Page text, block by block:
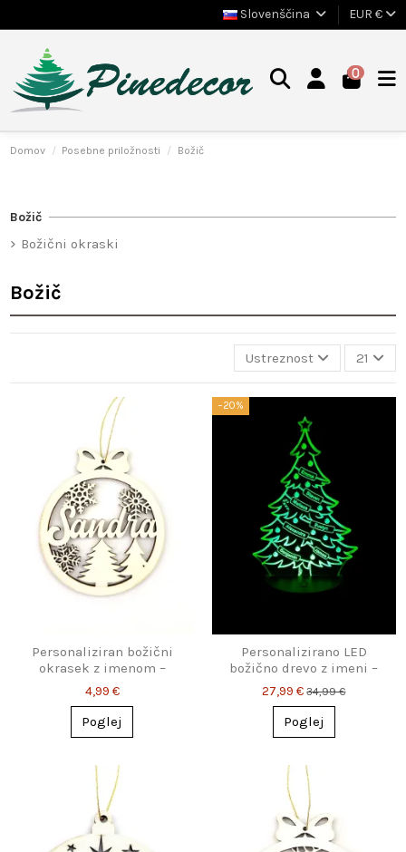
Slovenščina EUR €
0
Domov Posebne priložnosti Božič
Božič
Ustreznost 21
Personaliziran božični
okrasek z imenom –
snežinke & smrečice
4,99 €
Poglej
−20%
Personalizirano LED
božično drevo z imeni –
nočna svetilka
27,99 €34,99 €
Poglej
Božič
Božični okraski